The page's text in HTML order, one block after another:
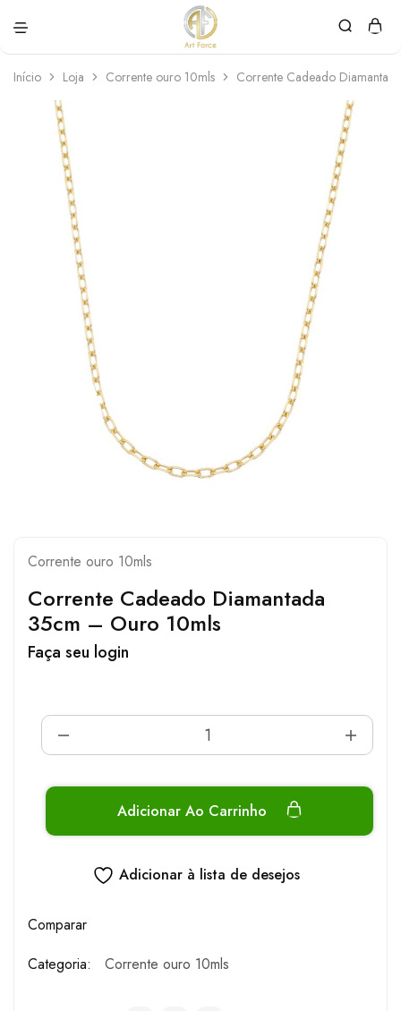
Force
personalizadas
Início Loja Corrente ouro 10mls Corrente Cadeado
Corrente ouro 10mls
Corrente Cadeado Diamantada
35cm – Ouro 10mls
Faça seu login
Adicionar Ao Carrinho
Adicionar à lista de desejos
Comparar
Categoria:
Corrente ouro 10mls